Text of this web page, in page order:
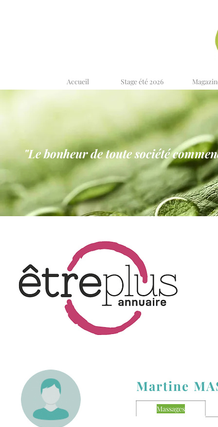
Accueil Stage été 2026
"Le bonheur de toute société
Martine
Massages